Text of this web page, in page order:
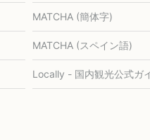
MATCHA (簡体字)
MATCHA (スペイン語)
Locally - 国内観光公式ガ